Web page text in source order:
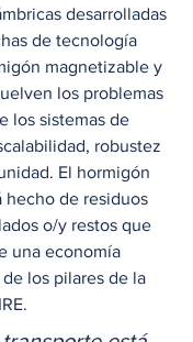
desarrolladas
de tecnología
magnetizable y
los problemas
los sistemas de
robustez
El hormigón
hecho de residuos
o/y restos que
una economía
los pilares de la